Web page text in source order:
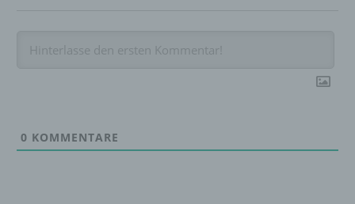
0 KOMMENTARE
Informationen nicht mehr einer spezifischen
Maßnahmen unterliegen, die gewährleisten,
dass die personenbezogenen Daten nicht